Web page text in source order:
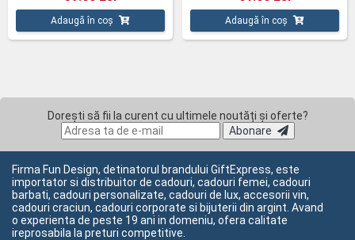
Adaugă în coș Adaugă în coș
Dorești să fii la curent cu ultimele noutăți și oferte?
Abonare
Firma Fun Design, detinatorul brandului GiftExpress, este
importator si distribuitor de cadouri, cadouri femei, cadouri
barbati, cadouri personalizate, cadouri de lux, accesorii vin,
cadouri craciun, cadouri corporate si bijuterii din argint. Avand
o experienta de peste 19 ani in domeniu, ofera calitate
ireprosabila la preturi competitive.